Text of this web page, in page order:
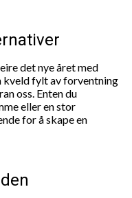
det nye året med
kveld fylt av forventning
oss. Enten du
eller en stor
for å skape en